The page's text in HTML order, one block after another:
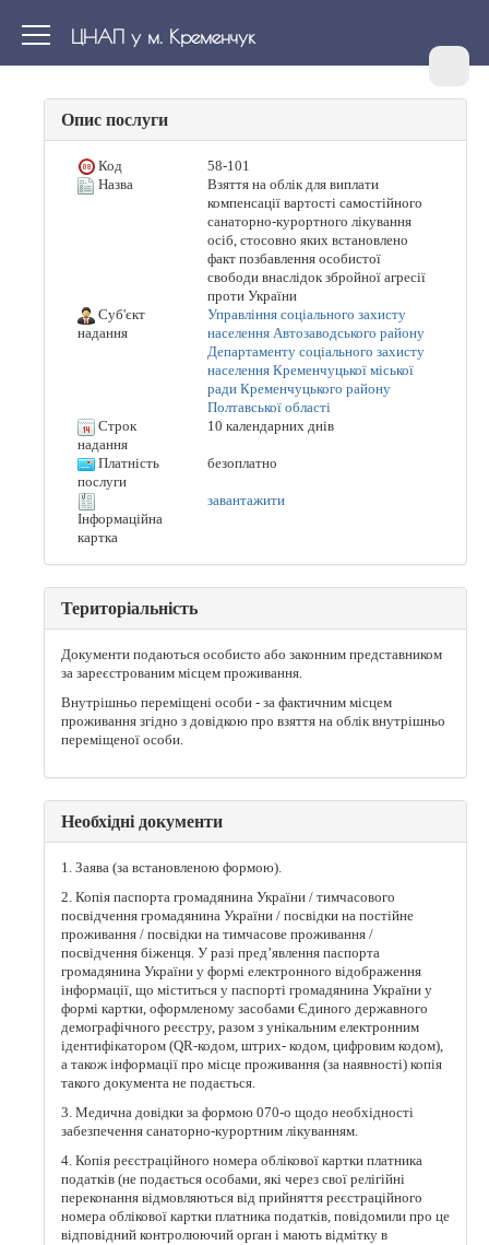
ЦНАП у м. Кременчук
Опис послуги
Код
58-101
Назва
Взяття на облік для виплати
компенсації вартості самостійного
санаторно-курортного лікування
осіб, стосовно яких встановлено
факт позбавлення особистої
свободи внаслідок збройної агресії
проти України
Суб'єкт
надання
Управління соціального захисту
населення Автозаводського району
Департаменту соціального захисту
населення Кременчуцької міської
ради Кременчуцького району
Полтавської області
Строк
надання
10 календарних днів
Платність
послуги
безоплатно
Інформаційна
картка
завантажити
Територіальність
Документи подаються особисто або законним представником
за зареєстрованим місцем проживання.
Внутрішньо переміщені особи - за фактичним місцем
проживання згідно з довідкою про взяття на облік внутрішньо
переміщеної особи.
Необхідні документи
1. Заява (за встановленою формою).
2. Копія паспорта громадянина України / тимчасового
посвідчення громадянина України / посвідки на постійне
проживання / посвідки на тимчасове проживання /
посвідчення біженця. У разі пред’явлення паспорта
громадянина України у формі електронного відображення
інформації, що міститься у паспорті громадянина України у
формі картки, оформленому засобами Єдиного державного
демографічного реєстру, разом з унікальним електронним
ідентифікатором (QR-кодом, штрих- кодом, цифровим кодом),
а також інформації про місце проживання (за наявності) копія
такого документа не подається.
3. Медична довідки за формою 070-о щодо необхідності
забезпечення санаторно-курортним лікуванням.
4. Копія реєстраційного номера облікової картки платника
податків (не подається особами, які через свої релігійні
переконання відмовляються від прийняття реєстраційного
номера облікової картки платника податків, повідомили про це
відповідний контролюючий орган і мають відмітку в